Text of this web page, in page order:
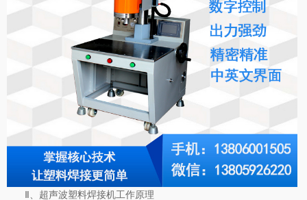
Ⅱ、超声波塑料焊接机工作原理